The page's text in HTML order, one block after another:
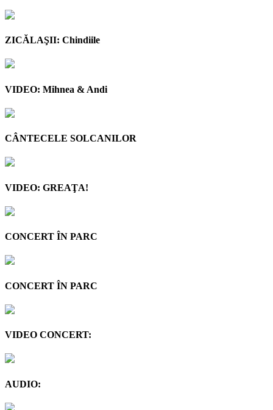
ZICĂLAŞII: Chindiile
VIDEO: Mihnea & Andi
CÂNTECELE SOLCANILOR
VIDEO: GREAŢA!
CONCERT ÎN PARC
CONCERT ÎN PARC
VIDEO CONCERT:
AUDIO: